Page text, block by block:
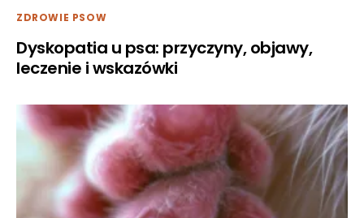
ZDROWIE PSOW
Dyskopatia u psa: przyczyny, objawy,
leczenie i wskazówki